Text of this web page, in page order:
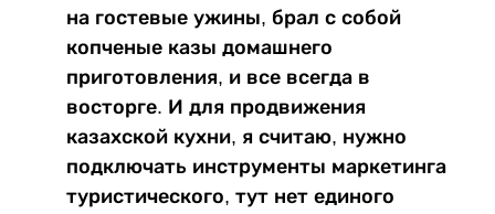
на гостевые ужины, брал с собой
копченые казы домашнего
приготовления, и все всегда в
восторге. И для продвижения
казахской кухни, я считаю, нужно
подключать инструменты маркетинга
туристического, тут нет единого